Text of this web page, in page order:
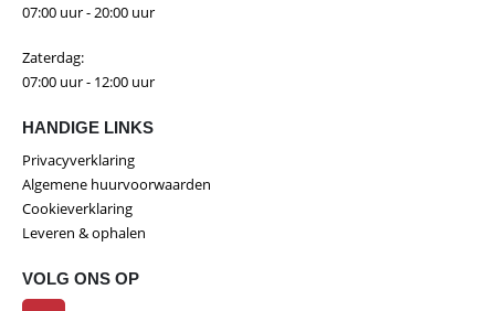
07:00 uur - 20:00 uur
Zaterdag:
07:00 uur - 12:00 uur
HANDIGE LINKS
Privacyverklaring
Algemene huurvoorwaarden
Cookieverklaring
Leveren & ophalen
VOLG ONS OP